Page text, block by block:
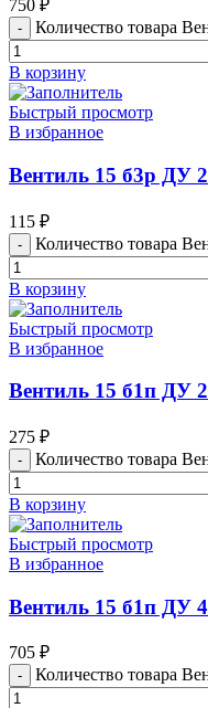
750 ₽
Количество товара
В корзину
Быстрый просмотр
В избранное
Вентиль 15 б3р ДУ
115 ₽
Количество товара
В корзину
Быстрый просмотр
В избранное
Вентиль 15 б1п ДУ
275 ₽
Количество товара
В корзину
Быстрый просмотр
В избранное
Вентиль 15 б1п ДУ
705 ₽
Количество товара